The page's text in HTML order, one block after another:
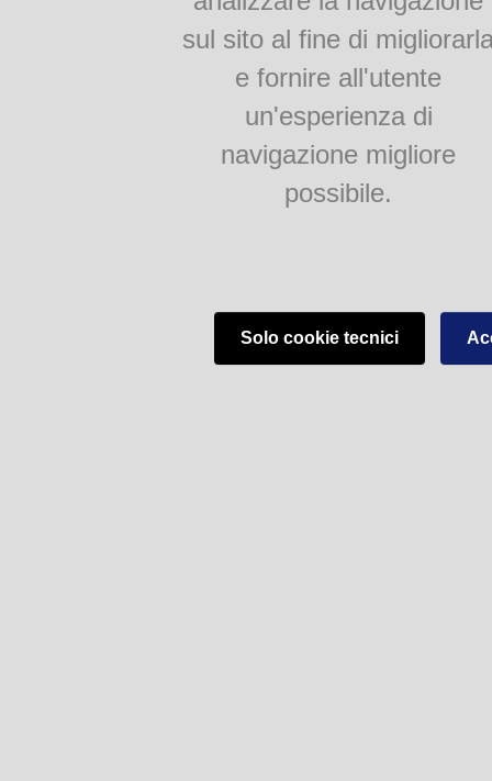
sul sito al fine di
e fornire all'utente
un'esperienza di
navigazione migliore
possibile.
Solo cookie tecnici